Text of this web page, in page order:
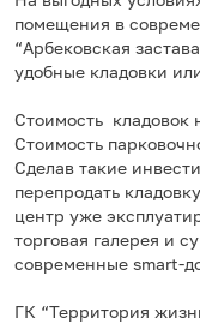
помещения в
“Арбековская
удобные кладовки
Стоимость кладовок
Стоимость
Сделав такие
перепродать
центр уже
торговая галерея и
современные smart-
ГК “Территория